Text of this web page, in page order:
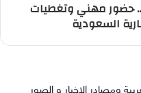
حضور مهني وتغطيات
السعودية
ومصادر الاخبار و الصور